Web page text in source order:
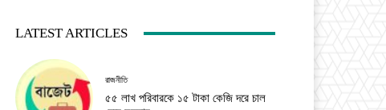
LATEST ARTICLES
রাজনীতি
৫৫ লাখ পরিবারকে ১৫ টাকা কেজি দরে চাল